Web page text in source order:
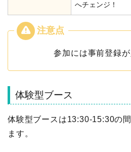
へチェンジ！
参加には事前登録が
体験型ブース
体験型ブースは13:30-15:30の
ます。